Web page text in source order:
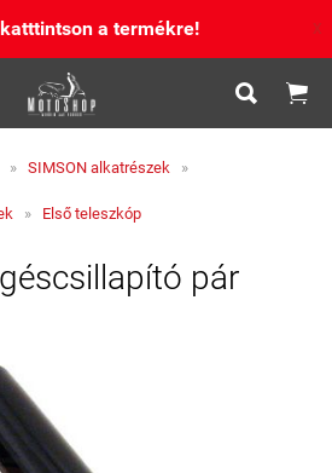
a termékre! X
 
» SIMSON alkatrészek »
» Első teleszkóp
pár